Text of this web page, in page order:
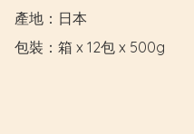
產地：日本
包裝：箱 x 12包 x 500g